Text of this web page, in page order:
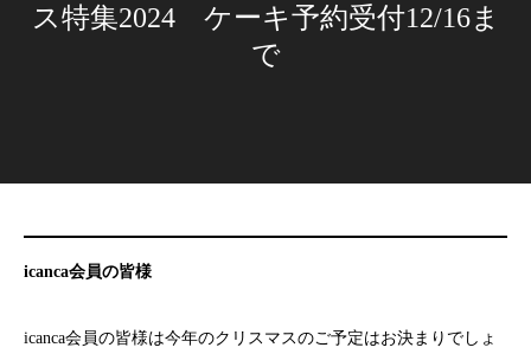
ス特集2024 ケーキ予約受付12/16ま
で
icanca会員の皆様
icanca会員の皆様は今年のクリスマスのご予定はお決まりでしょ